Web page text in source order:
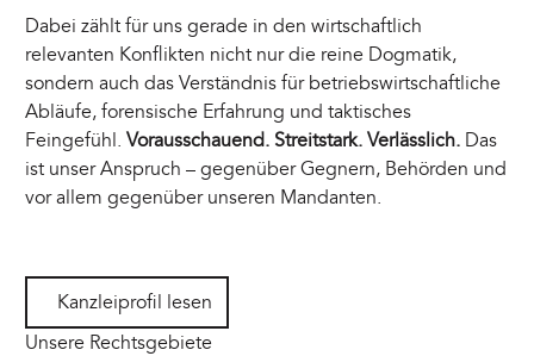
Dabei zählt für uns gerade in den wirtschaftlich
relevanten Konflikten nicht nur die reine Dogmatik,
sondern auch das Verständnis für betriebswirtschaftliche
Abläufe, forensische Erfahrung und taktisches
Feingefühl.Vorausschauend. Streitstark. Verlässlich. Das
ist unser Anspruch – gegenüber Gegnern, Behörden und
vor allem gegenüber unseren Mandanten.
Kanzleiprofil lesen
Kanzleiprofil lesen
Unsere Rechtsgebiete